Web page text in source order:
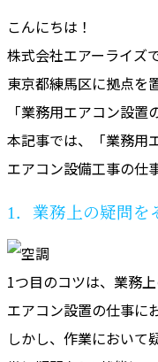
こんにちは！
株式会社エアーライズで
東京都練馬区に拠点を
「業務用エアコン設
本記事では、「業務用
エアコン設備工事の仕
1．業務上の疑問を
1つ目のコツは、業務
エアコン設置の仕事に
しかし、作業において